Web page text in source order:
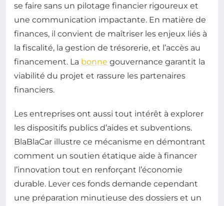
se faire sans un pilotage financier rigoureux et
une communication impactante. En matière de
finances, il convient de maîtriser les enjeux liés à
la fiscalité, la gestion de trésorerie, et l’accès au
financement. La bonne gouvernance garantit la
viabilité du projet et rassure les partenaires
financiers.
Les entreprises ont aussi tout intérêt à explorer
les dispositifs publics d’aides et subventions.
BlaBlaCar illustre ce mécanisme en démontrant
comment un soutien étatique aide à financer
l’innovation tout en renforçant l’économie
durable. Lever ces fonds demande cependant
une préparation minutieuse des dossiers et un